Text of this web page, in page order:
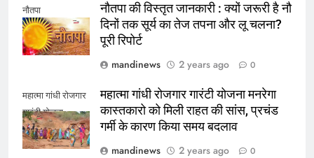
नौतपा
नौतपा की विस्तृत जानकारी : क्यों जरूरी है नौ
दिनों तक सूर्य का तेज तपना और लू चलना?
पूरी रिपोर्ट
mandinews
2 years ago 0
महात्मा गांधी रोजगार
गारंटी योजना
महात्मा गांधी रोजगार गारंटी योजना मनरेगा
कास्तकारो को मिली राहत की सांस, प्रचंड
गर्मी के कारण किया समय बदलाव
mandinews
2 years ago 0